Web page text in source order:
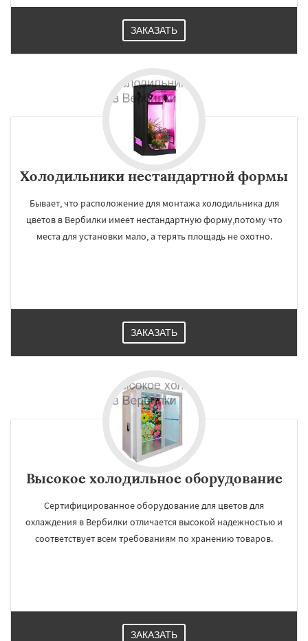
ЗАКАЗАТЬ
Холодильники нестандартной формы
Бывает, что расположение для монтажа холодильника для
цветов в Вербилки имеет нестандартную форму,потому что
места для установки мало, а терять площадь не охотно.
ЗАКАЗАТЬ
Высокое холодильное оборудование
Сертифицированное оборудование для цветов для
охлаждения в Вербилки отличается высокой надежностью и
соответствует всем требованиям по хранению товаров.
ЗАКАЗАТЬ